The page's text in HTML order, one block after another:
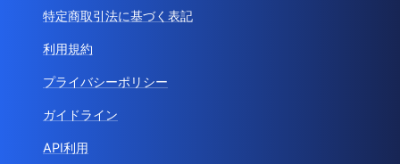
特定商取引法に基づく表記
利用規約
プライバシーポリシー
ガイドライン
API利用